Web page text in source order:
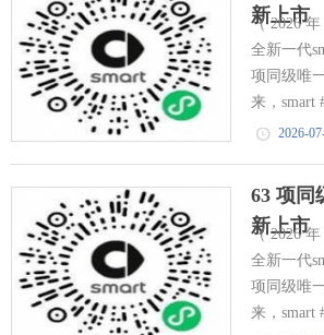
新上市
（ 2026
全新一代
项同级唯
来，
2026-
63 项同
新上市
（ 2026
全新一代
项同级唯
来，